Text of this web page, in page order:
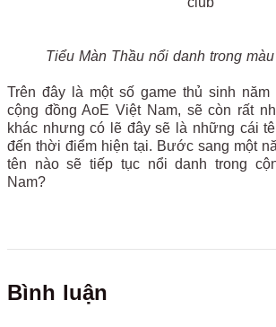
Tiểu Màn Thầu nổi danh trong
Trên đây là một số game thủ sinh năm
cộng đồng AoE Việt Nam, sẽ còn rất
khác nhưng có lẽ đây sẽ là những cái
đến thời điểm hiện tại. Bước sang một
tên nào sẽ tiếp tục nổi danh trong
Nam?
Bình luận